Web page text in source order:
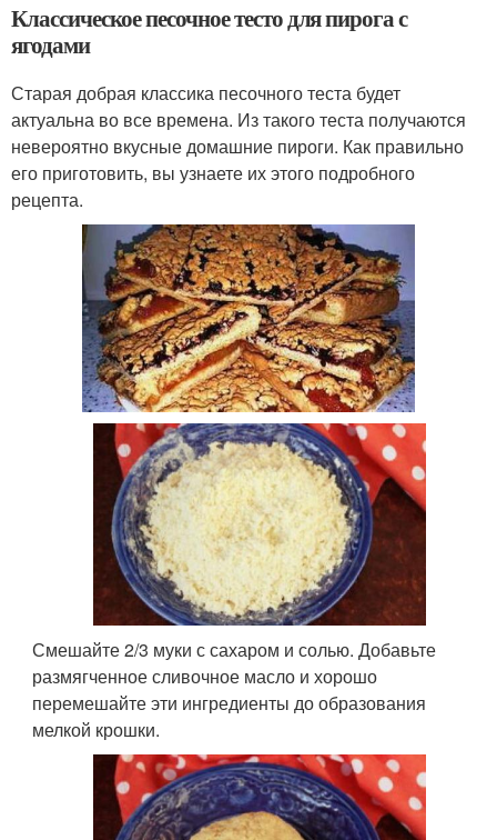
Классическое песочное тесто для пирога с
ягодами
Старая добрая классика песочного теста будет
актуальна во все времена. Из такого теста получаются
невероятно вкусные домашние пироги. Как правильно
его приготовить, вы узнаете их этого подробного
рецепта.
Смешайте 2/3 муки с сахаром и солью. Добавьте
размягченное сливочное масло и хорошо
перемешайте эти ингредиенты до образования
мелкой крошки.